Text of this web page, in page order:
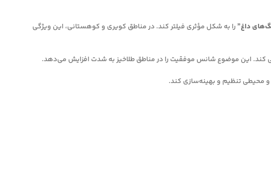
داغ” را به شکل مؤثری فیلتر کند. در مناطق کویری و کوهستانی، این ویژگی